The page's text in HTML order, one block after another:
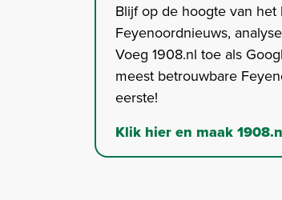
Blijf op de hoogte van het
Feyenoordnieuws,
Voeg 1908.nl toe als
meest betrouwbare
eerste!
Klik hier en maak